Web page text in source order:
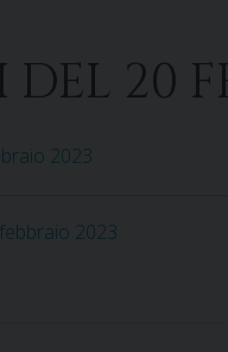
DEL 20
2023
2023